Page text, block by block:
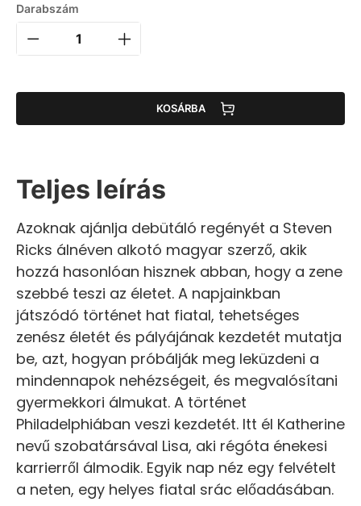
Darabszám
KOSÁRBA
Teljes leírás
Azoknak ajánlja debütáló regényét a Steven
Ricks álnéven alkotó magyar szerző, akik
hozzá hasonlóan hisznek abban, hogy a zene
szebbé teszi az életet. A napjainkban
játszódó történet hat fiatal, tehetséges
zenész életét és pályájának kezdetét mutatja
be, azt, hogyan próbálják meg leküzdeni a
mindennapok nehézségeit, és megvalósítani
gyermekkori álmukat. A történet
Philadelphiában veszi kezdetét. Itt él Katherine
nevű szobatársával Lisa, aki régóta énekesi
karrierről álmodik. Egyik nap néz egy felvételt
a neten, egy helyes fiatal srác előadásában.